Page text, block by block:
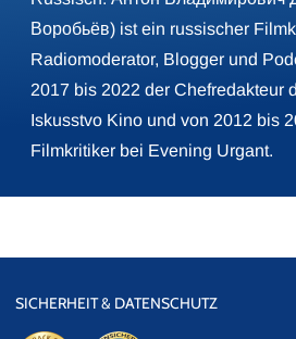
Воробьёв) ist ein russischer
Radiomoderator, Blogger und
2017 bis 2022 der Chefredakteur
Iskusstvo Kino und von 2012 bis
Filmkritiker bei Evening Urgant.
SICHERHEIT & DATENSCHUTZ